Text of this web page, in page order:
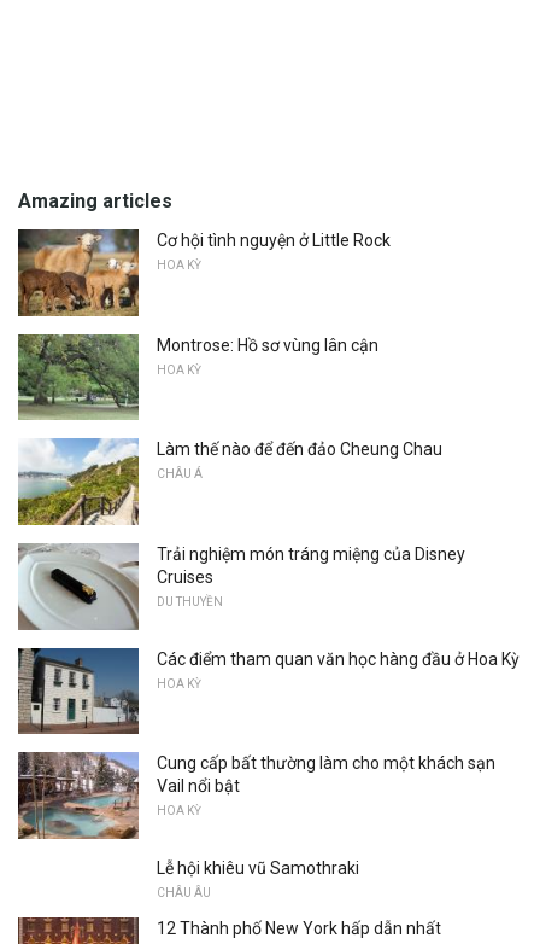
Amazing articles
Cơ hội tình nguyện ở Little Rock
HOA KỲ
Montrose: Hồ sơ vùng lân cận
HOA KỲ
Làm thế nào để đến đảo Cheung Chau
CHÂU Á
Trải nghiệm món tráng miệng của Disney
Cruises
DU THUYỀN
Các điểm tham quan văn học hàng đầu ở Hoa Kỳ
HOA KỲ
Cung cấp bất thường làm cho một khách sạn
Vail nổi bật
HOA KỲ
Lễ hội khiêu vũ Samothraki
CHÂU ÂU
12 Thành phố New York hấp dẫn nhất